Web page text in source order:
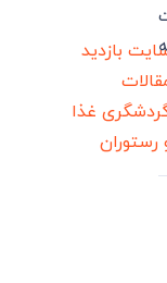
بازدید
غذا
رستوران